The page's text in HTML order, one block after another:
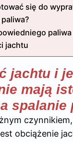
się do
jachtu
jachtu i
mają
spalanie
obciążenie